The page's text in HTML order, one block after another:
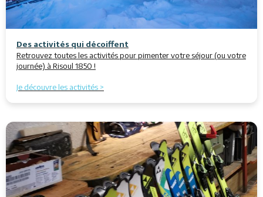
Des activités qui décoiffent
Retrouvez toutes les activités pour pimenter votre séjour (ou votre
journée) à Risoul 1850 !
Je découvre les activités >